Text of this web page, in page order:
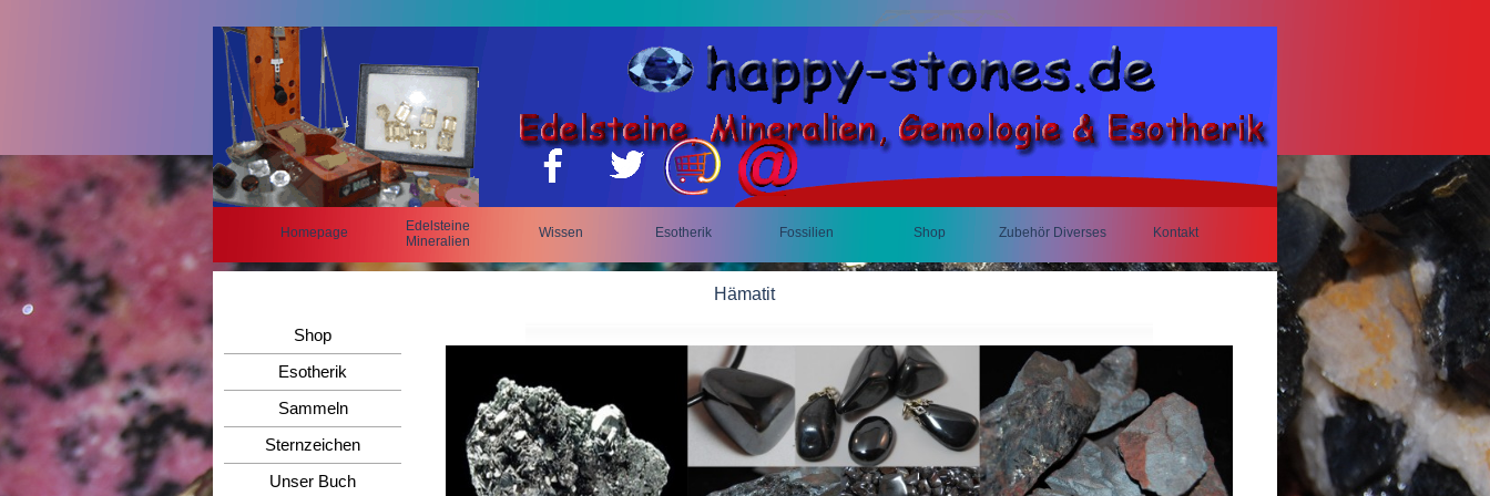
Homepage
Edelsteine
Mineralien
Wissen Esotherik Fossilien Shop Zubehör Diverses Kontakt
Hämatit
Shop
Esotherik
Sammeln
Sternzeichen
Unser Buch